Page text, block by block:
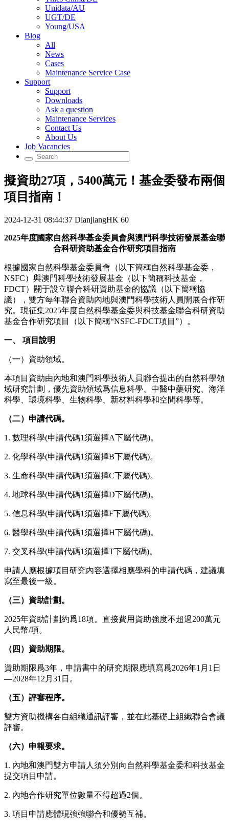
Unidata/AU
UGT/DE
Young/USA
Blog
All
News
Cases
Maintenance Service Case
Support
Support
Downloads
Ask a question
Maintenance Services
Contact Us
About Us
Job Vacancies
擬資助27項，5400萬元！基金委發布兩個
項目指南！
2024-12-31 08:44:37 DianjiangHK 60
2025年度國家自然科學基金委員會與澳門科學技術發展基金聯
合科研資助基金合作研究項目指南
根據國家自然科學基金委員會（以下簡稱自然科學基金委，
NSFC）與澳門科學技術發展基金（以下簡稱科技基金，
FDCT）關于設立聯合科研資助基金的協議（以下簡稱協
議），雙方每年聯合資助內地與澳門科學技術人員開展合作研
究。現征集2025年度自然科學基金委與科技基金聯合科研資助
基金合作研究項目（以下簡稱“NSFC-FDCT項目”）。
一、 項目說明
（一）資助領域。
本項目資助由內地和澳門科學技術人員聯合提出的自然科學領
域研究計劃，優先資助領域爲信息科學、中醫中藥研究、海洋
科學、環境科學、生物科學、新材料科學和空間科學等。
（二）申請代碼。
1. 數理科學(申請代碼1須選擇A下屬代碼)。
2. 化學科學(申請代碼1須選擇B下屬代碼)。
3. 生命科學(申請代碼1須選擇C下屬代碼)。
4. 地球科學(申請代碼1須選擇D下屬代碼)。
5. 信息科學(申請代碼1須選擇F下屬代碼)。
6. 醫學科學(申請代碼1須選擇H下屬代碼)。
7. 交叉科學(申請代碼1須選擇T下屬代碼)。
申請人應根據項目研究內容選擇相應學科的申請代碼，建議填
寫至最後一級。
（三）資助計劃。
2025年資助計劃約爲18項。直接費用資助強度不超過200萬元
人民幣/項。
（四）資助期限。
資助期限爲3年，申請書中的研究期限應填寫爲2026年1月1日
—2028年12月31日。
（五）評審程序。
雙方資助機構各自組織通訊評審，並在此基礎上組織聯合會議
評審。
（六）申報要求。
1. 內地和澳門雙方申請人須分別向自然科學基金委和科技基金
提交項目申請。
2. 內地合作研究單位數量不得超過2個。
3. 項目申請應體現強強聯合和優勢互補。